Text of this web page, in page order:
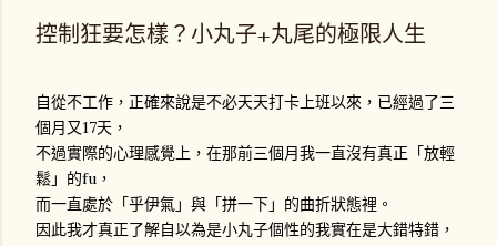
控制狂要怎樣？小丸子+丸尾的極限人生
自從不工作，正確來說是不必天天打卡上班以來，已經過了三
個月又17天，
不過實際的心理感覺上，在那前三個月我一直沒有真正「放輕
鬆」的fu，
而一直處於「乎伊氣」與「拼一下」的曲折狀態裡。
因此我才真正了解自以為是小丸子個性的我實在是大錯特錯，